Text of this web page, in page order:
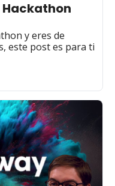
Hackathon
y eres de
este post es para ti